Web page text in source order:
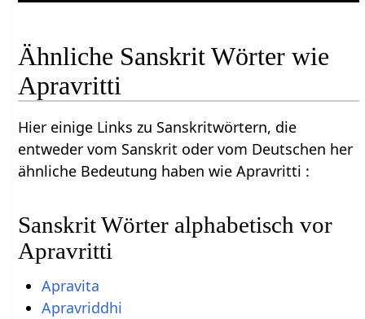
Ähnliche Sanskrit Wörter wie
Apravritti
Hier einige Links zu Sanskritwörtern, die
entweder vom Sanskrit oder vom Deutschen her
ähnliche Bedeutung haben wie Apravritti :
Sanskrit Wörter alphabetisch vor
Apravritti
Apravita
Apravriddhi